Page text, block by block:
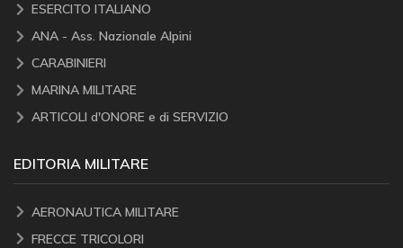
ESERCITO ITALIANO
ANA - Ass. Nazionale Alpini
CARABINIERI
MARINA MILITARE
ARTICOLI d'ONORE e di SERVIZIO
EDITORIA MILITARE
AERONAUTICA MILITARE
FRECCE TRICOLORI